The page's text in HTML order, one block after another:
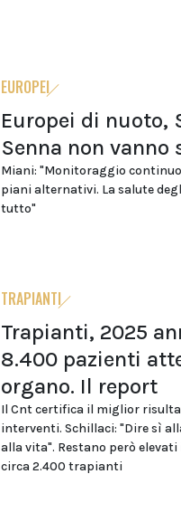
EUROPEI
Europei di nuoto,
Senna non
Miani: "Monitoraggio
piani alternativi. La salute
tutto"
TRAPIANTI
Trapianti, 2025
8.400 pazienti
organo. Il report
Il Cnt certifica il miglior
interventi. Schillaci: "Dire sì
alla vita". Restano però
circa 2.400 trapianti